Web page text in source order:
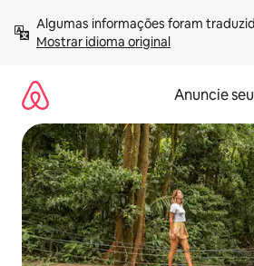
para
Mostrar idioma original
Anuncie